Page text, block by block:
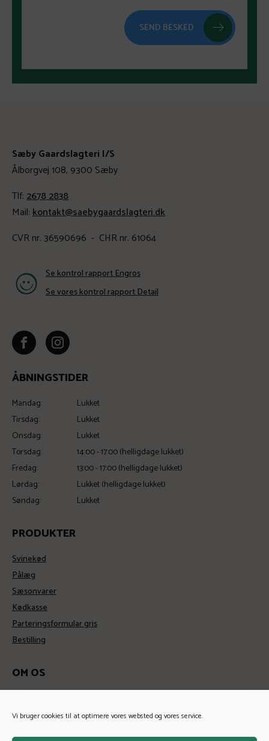
Vi bruger cookies til at optimere vores websted og vores service.
SEND BESKED
Sæby Gaardslagteri I/S
Ålborgvej 108, 9300 Sæby
Tlf:2678 2838
Mail:kontakt@saebygaardslagteri.dk
CVR nr. 36590696 - CHR nr. 61064
Se kontrol rapport Engros
Se vores kontrol rapport Detail
ÅBNINGSTIDER
Mandag:
Lukket
Tirsdag:
Lukket
Onsdag:
Lukket
Torsdag:
14:00 - 17:00 (helligdage lukket)
Fredag:
13:00 - 17:00 (helligdage lukket)
Lørdag:
Lukket (helligdage lukket)
Søndag:
Lukket
PRODUKTER
Svinekød
Pålæg
Sæsonvarer
Kødkasse
Parteringsformular gris
Bestilling
OM OS
Historie